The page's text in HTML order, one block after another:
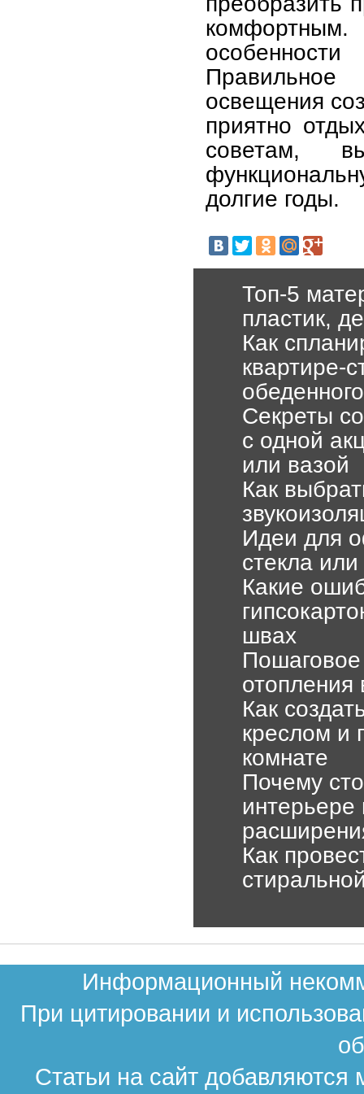
освещения
приятно
советам,
долгие годы.
Топ-5
пластик,
Как
квартире-
Секреты
с одной
или вазой
Как
Идеи для
стекла
Какие
швах
отопления
Как
креслом и
комнате
Почему
интерьере
Как
Информационный
При цитировании и
Статьи на сайт